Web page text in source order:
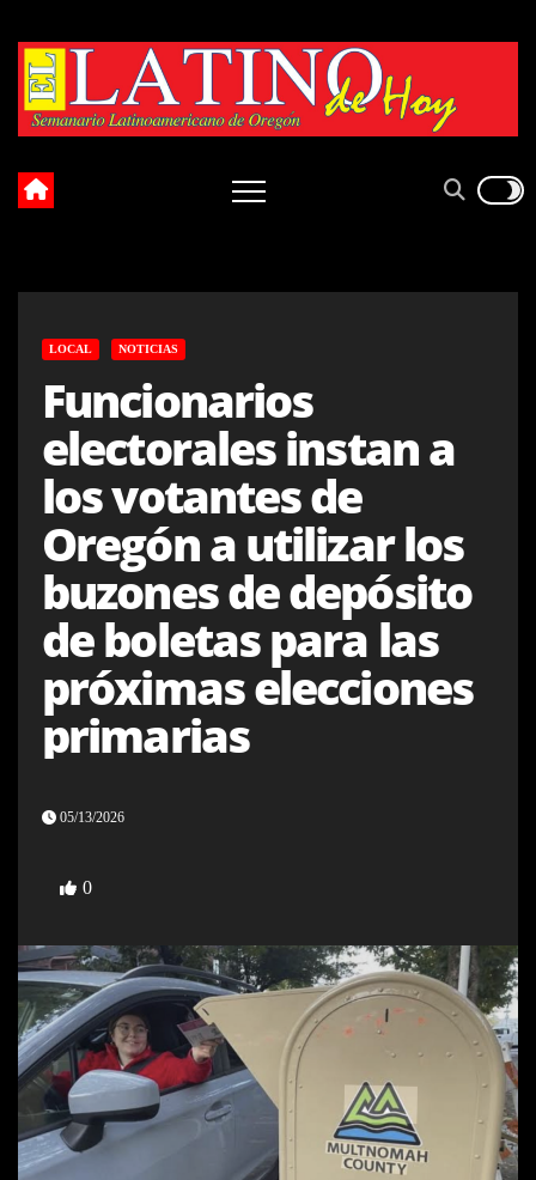
content
LOCAL NOTICIAS
Funcionarios
electorales instan a
los votantes de
Oregón a utilizar los
buzones de depósito
de boletas para las
próximas elecciones
primarias
05/13/2026
0